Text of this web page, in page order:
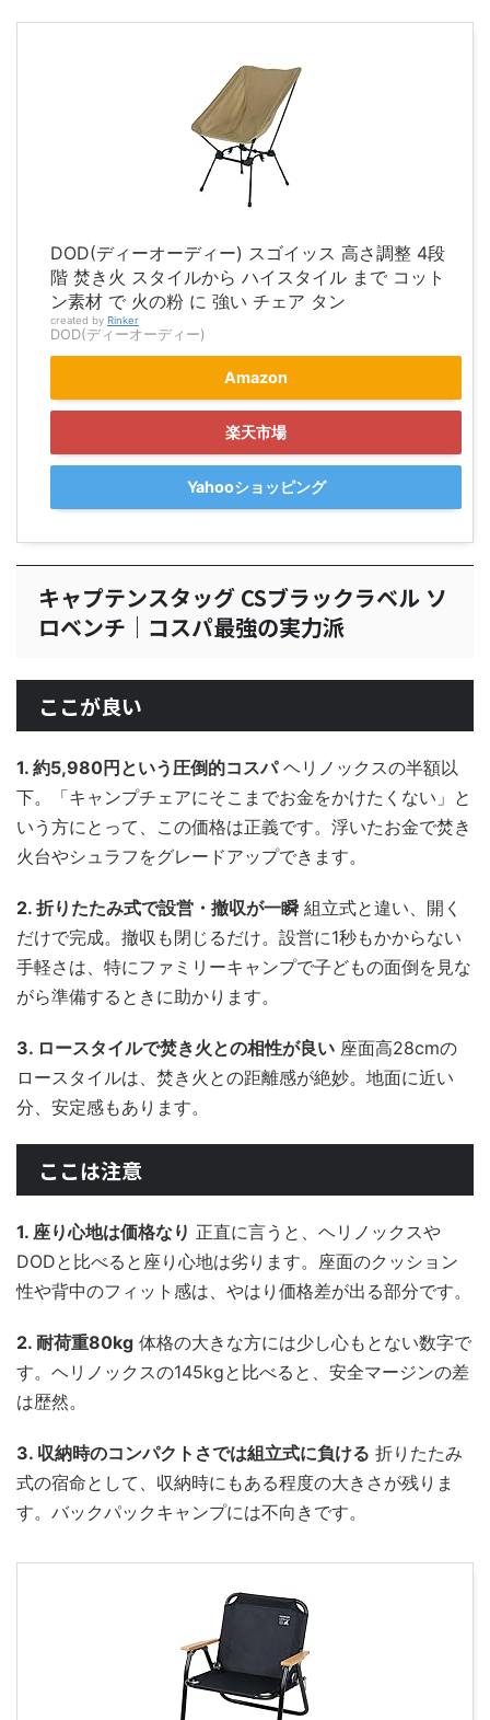
DOD(ディーオーディー) スゴイッス 高さ調整 4段
階 焚き火 スタイルから ハイスタイル まで コット
ン素材 で 火の粉 に 強い チェア タン
created by Rinker
DOD(ディーオーディー)
Amazon
楽天市場
Yahooショッピング
キャプテンスタッグ CSブラックラベル ソ
ロベンチ｜コスパ最強の実力派
ここが良い
1. 約5,980円という圧倒的コスパヘリノックスの半額以
下。「キャンプチェアにそこまでお金をかけたくない」と
いう方にとって、この価格は正義です。浮いたお金で焚き
火台やシュラフをグレードアップできます。
2. 折りたたみ式で設営・撤収が一瞬 組立式と違い、開く
だけで完成。撤収も閉じるだけ。設営に1秒もかからない
手軽さは、特にファミリーキャンプで子どもの面倒を見な
がら準備するときに助かります。
3. ロースタイルで焚き火との相性が良い 座面高28cmの
ロースタイルは、焚き火との距離感が絶妙。地面に近い
分、安定感もあります。
ここは注意
1. 座り心地は価格なり 正直に言うと、ヘリノックスや
DODと比べると座り心地は劣ります。座面のクッション
性や背中のフィット感は、やはり価格差が出る部分です。
2. 耐荷重80kg 体格の大きな方には少し心もとない数字で
す。ヘリノックスの145kgと比べると、安全マージンの差
は歴然。
3. 収納時のコンパクトさでは組立式に負ける 折りたたみ
式の宿命として、収納時にもある程度の大きさが残りま
す。バックパックキャンプには不向きです。